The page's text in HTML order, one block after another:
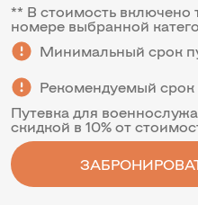
** В стоимость включено
номере выбранной
Минимальный срок
Рекомендуемый срок
Путевка для
скидкой в 10% от